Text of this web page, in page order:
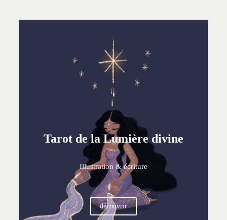
Tarot de la Lumière divine
Illustration & écriture
découvrir